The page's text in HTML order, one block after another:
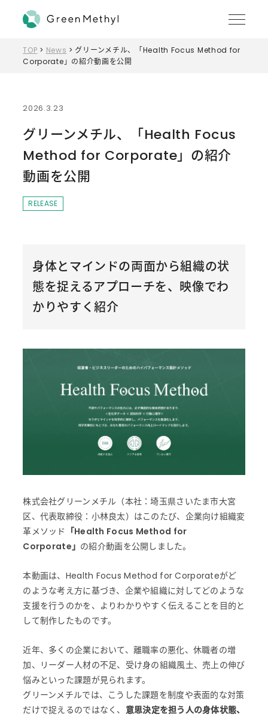
MENU
TOP > News > グリーンメチル、「Health Focus Method for
Corporate」の紹介動画を公開
2026.3.23
グリーンメチル、「Health Focus
Method for Corporate」の紹介
動画を公開
RELEASE
身体とマインドの両面から組織の状
態を捉えるアプローチを、映像でわ
かりやすく紹介
株式会社グリーンメチル（本社：埼玉県さいたま市大宮
区、代表取締役：小林良太）はこのたび、企業向け組織変
革メソッド 「Health Focus Method for
Corporate」 の紹介動画を公開しました。
本動画は、Health Focus Method for Corporateがど
のような考え方に基づき、企業や組織に対してどのような
支援を行うのかを、よりわかりやすく伝えることを目的と
して制作したものです。
近年、多くの企業において、離職率の悪化、休職者の増
加、リーダー人材の不足、受け身の組織風土、売上の伸び
悩みといった課題が見られます。
グリーンメチルでは、こうした課題を制度や表面的な対策
だけで捉えるのではなく、 意思決定を担う人の身体状態、